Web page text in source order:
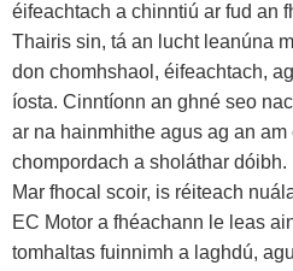
éifeachtach a chinntiú ar fud an
Thairis sin, tá an lucht leanúna
don chomhshaol, éifeachtach,
íosta. Cinntíonn an ghné seo
ar na hainmhithe agus ag an
chompordach a sholáthar dóibh.
Mar fhocal scoir, is réiteach
EC Motor a fhéachann le leas
tomhaltas fuinnimh a laghdú,